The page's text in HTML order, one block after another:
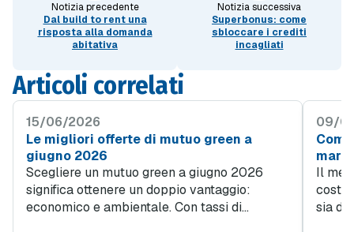
Notizia precedente
Dal build to rent una
risposta alla domanda
abitativa
Notizia successiva
Superbonus: come
sbloccare i crediti
incagliati
Articoli correlati
15/06/2026
Le migliori offerte di mutuo green a
giugno 2026
Scegliere un mutuo green a giugno 2026
significa ottenere un doppio vantaggio:
economico e ambientale. Con tassi di
09/
mare
Il
sia